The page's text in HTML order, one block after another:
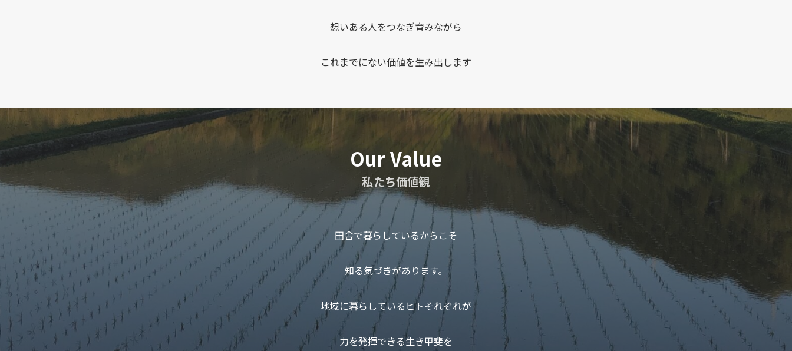
想いある人をつなぎ育みながら
これまでにない価値を生み出します
Our Value
私たち価値観
田舎で暮らしているからこそ
知る気づきがあります。
地域に暮らしているヒトそれぞれが
力を発揮できる生き甲斐を